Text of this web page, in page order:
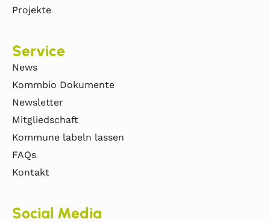
Projekte
Service
News
Kommbio Dokumente
Newsletter
Mitgliedschaft
Kommune labeln lassen
FAQs
Kontakt
Social Media